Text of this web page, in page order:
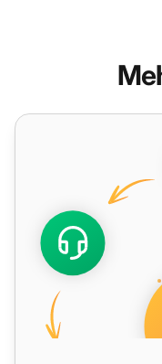
3CX Alternative -